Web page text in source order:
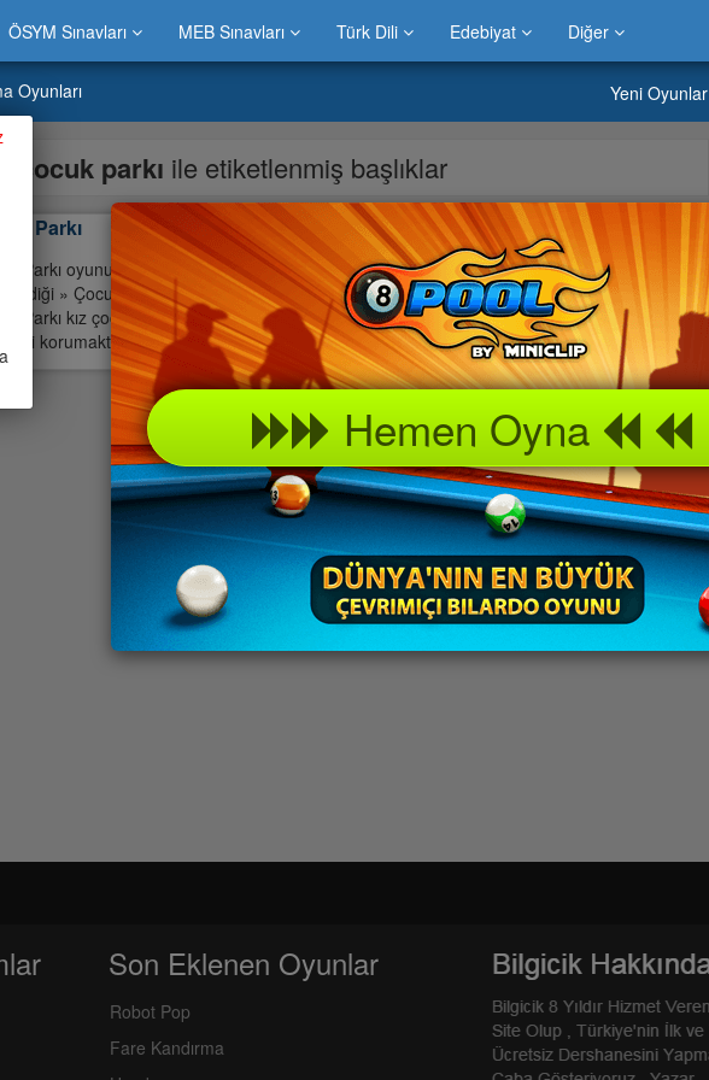
ÖSYM Sınavları MEB Sınavları Türk Dili Edebiyat Diğer
Oyunları Yeni Oyunlar
çocuk parkı ile etiketlenmiş başlıklar
Parkı
Parkı oyunu ile ilgili » Çocuk Parkı oyunu hakkında makale yazısı.Çocuklar ve büyüklerin
sevdiği » Çocuk Parkı oyununu yıllardan beri oyun severler çok sever ve beğenirler.Ayrıca »
Parkı kız çocukları, erkek çocukları ve büyüklerin en beğendiği oyunlardan biri olma
korumaktadır.Bilgicik oyun portalında » Çocuk Parkı
Son Eklenen Oyunlar
Robot Pop
Fare Kandırma
Hemen Oyna